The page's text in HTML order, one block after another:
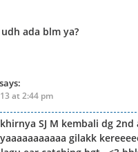
ada blm ya?
says:
at 2:44 pm
SJ M kembali dg
gilakk